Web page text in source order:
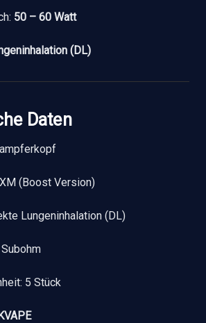
50 – 60 Watt
(DL)
Daten
(Boost Version)
Lungeninhalation (DL)
5 Stück